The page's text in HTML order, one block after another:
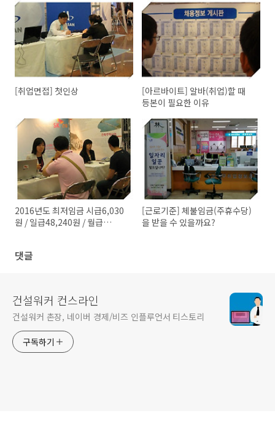
[취업면접] 첫인상
[아르바이트] 알바(취업)할 때
등본이 필요한 이유
2016년도 최저임금 시급6,030
원 / 일급48,240원 / 월급
[근로기준] 체불임금(주휴수당)
을 받을 수 있을까요?
댓글
건설워커 컨스라인
건설워커 촌장, 네이버 경제/비즈 인플루언서 티스토리
구독하기